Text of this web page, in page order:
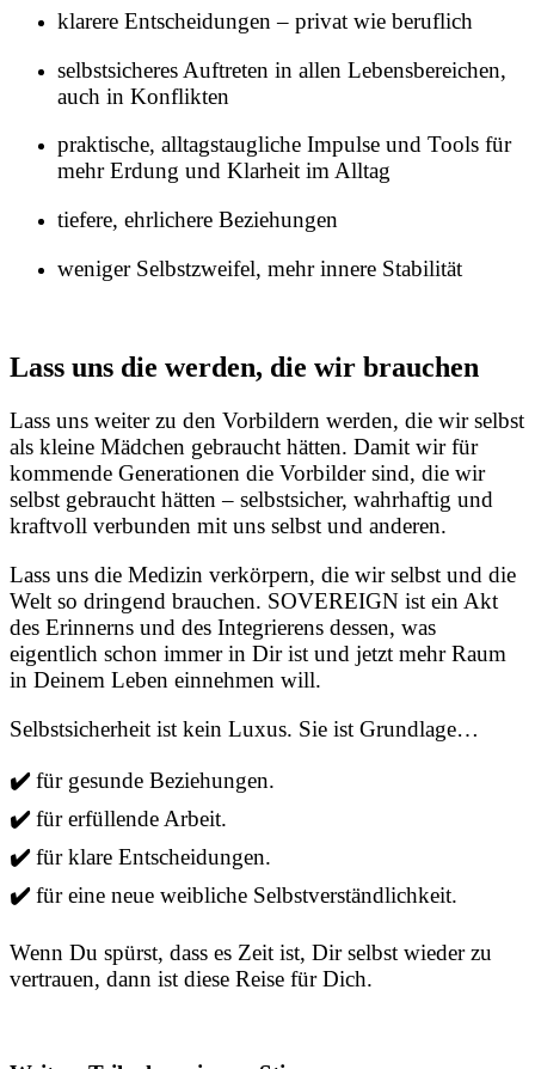
klarere Entscheidungen – privat wie beruflich
selbstsicheres Auftreten in allen Lebensbereichen,
auch in Konflikten
praktische, alltagstaugliche Impulse und Tools für
mehr Erdung und Klarheit im Alltag
tiefere, ehrlichere Beziehungen
weniger Selbstzweifel, mehr innere Stabilität
Lass uns die werden, die wir brauchen
Lass uns weiter zu den Vorbildern werden, die wir selbst
als kleine Mädchen gebraucht hätten. Damit wir für
kommende Generationen die Vorbilder sind, die wir
selbst gebraucht hätten – selbstsicher, wahrhaftig und
kraftvoll verbunden mit uns selbst und anderen.
Lass uns die Medizin verkörpern, die wir selbst und die
Welt so dringend brauchen. SOVEREIGN ist ein Akt
des Erinnerns und des Integrierens dessen, was
eigentlich schon immer in Dir ist und jetzt mehr Raum
in Deinem Leben einnehmen will.
Selbstsicherheit ist kein Luxus. Sie ist Grundlage…
✔️für gesunde Beziehungen.
✔️für erfüllende Arbeit.
✔️für klare Entscheidungen.
✔️für eine neue weibliche Selbstverständlichkeit.
Wenn Du spürst, dass es Zeit ist, Dir selbst wieder zu
vertrauen, dann ist diese Reise für Dich.